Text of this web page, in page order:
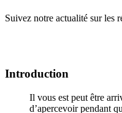
Suivez notre actualité sur les
Introduction
Il vous est peut être
d’apercevoir pendant